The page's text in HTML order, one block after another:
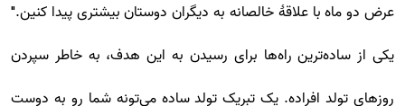
عرض دو ماه با علاقۀ خالصانه به دیگران دوستان بیشتری پیدا کنین."
یکی از ساده‌ترین راه‌ها برای رسیدن به این هدف، به خاطر سپردن
روزهای تولد افراده. یک تبریک تولد ساده می‌تونه شما رو به دوست